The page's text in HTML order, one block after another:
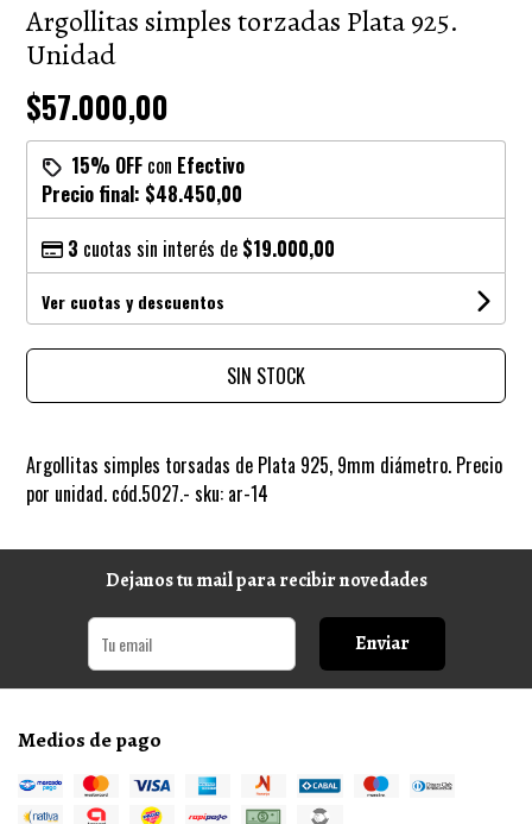
Argollitas simples torzadas Plata 925.
Unidad
$57.000,00
15% OFF con Efectivo
Precio final: $48.450,00
3 cuotas sin interés de $19.000,00
Ver cuotas y descuentos
SIN STOCK
Argollitas simples torsadas de Plata 925, 9mm diámetro. Precio
por unidad. cód.5027.- sku: ar-14
Dejanos tu mail para recibir novedades
Enviar
Medios de pago